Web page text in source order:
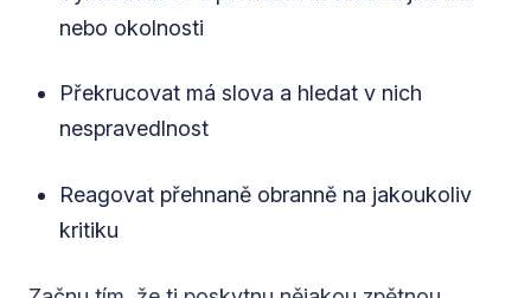
nebo okolnosti
Překrucovat má slova a hledat v nich
nespravedlnost
Reagovat přehnaně obranně na jakoukoliv
kritiku